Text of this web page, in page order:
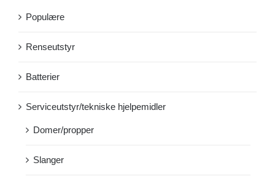
Populære
Renseutstyr
Batterier
Serviceutstyr/tekniske hjelpemidler
Domer/propper
Slanger